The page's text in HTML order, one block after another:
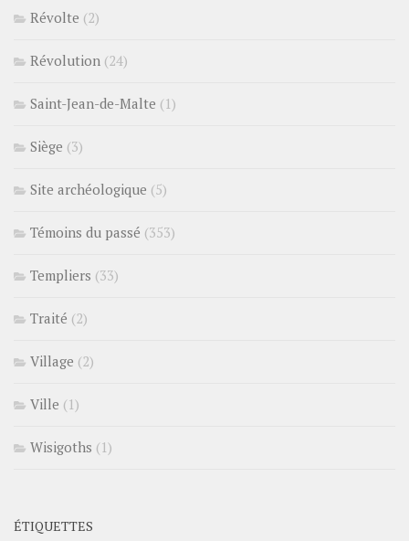
Révolte (2)
Révolution (24)
Saint-Jean-de-Malte (1)
Siège (3)
Site archéologique (5)
Témoins du passé (353)
Templiers (33)
Traité (2)
Village (2)
Ville (1)
Wisigoths (1)
ÉTIQUETTES